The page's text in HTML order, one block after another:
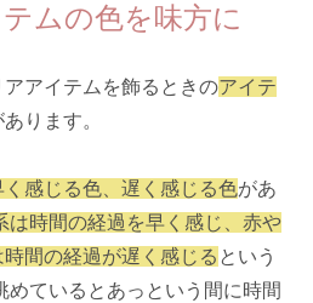
ムの色を味方に
アイテムを飾るときのアイテ
ります。
感じる色、遅く感じる色があ
は時間の経過を早く感じ、赤や
間の経過が遅く感じる という
めているとあっという間に時間